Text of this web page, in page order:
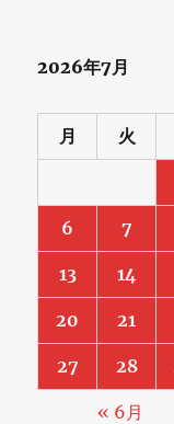
2026年7月
月 火
6 7
13 14
20 21
27 28
« 6月